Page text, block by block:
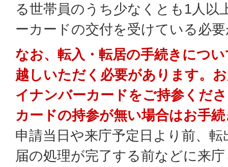
る世帯員のうち少なくとも1人以
ーカードの交付を受けている必
なお、転入・転居の手続きにつ
越しいただく必要があります。
イナンバーカードをご持参くだ
カードの持参が無い場合はお手
申請当日や来庁予定日より前、
届の処理が完了する前などに来